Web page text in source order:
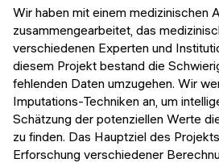
Wir haben mit einem medizinischen
zusammengearbeitet, das
verschiedenen Experten und
diesem Projekt bestand die
fehlenden Daten umzugehen. Wir
Imputations-Techniken an, um
Schätzung der potenziellen Werte
zu finden. Das Hauptziel des
Erforschung verschiedener